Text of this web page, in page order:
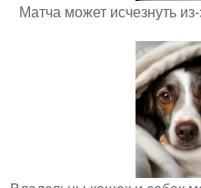
Матча может исчезнуть